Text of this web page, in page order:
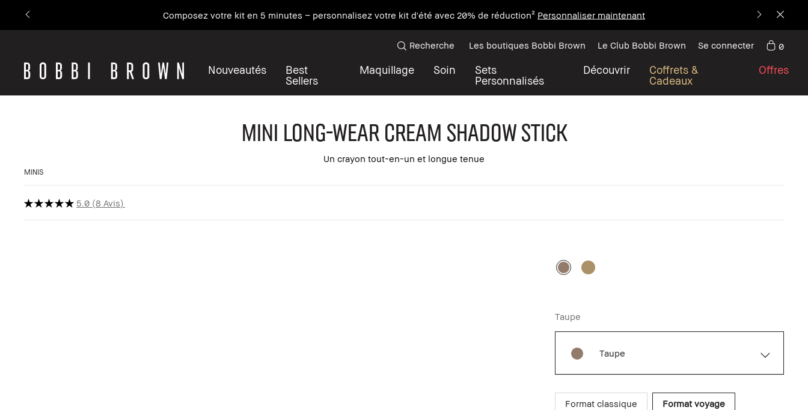
Composez votre kit en 5 minutes – personnalisez votre kit d'été avec 20% de réduction² Personnaliser maintenant
Nouveautés
Best
Sellers
Maquillage Soin
Sets
Personnalisés
Découvrir
Coffrets &
Cadeaux
Offres
Recherche Les boutiques Bobbi Brown Le Club Bobbi Brown Se connecter 0
Mini Long-Wear Cream Shadow Stick
Un crayon tout-en-un et longue tenue
MINIS
5.0 8 Avis
Taupe
Taupe
Format classique Format voyage